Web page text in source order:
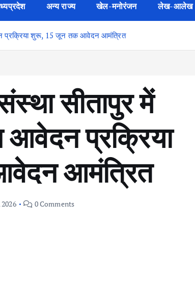
अन्य राज्य खेल-मनोरंजन लेख-आलेख
प्रक्रिया शुरू, 15 जून तक आवेदन आमंत्रित
सीतापुर में
प्रक्रिया
आमंत्रित
0 Comments